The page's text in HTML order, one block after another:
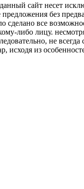
сайт несет
без
все
либо лицу.
не
исходя из